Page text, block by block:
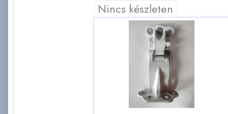
Nincs készleten